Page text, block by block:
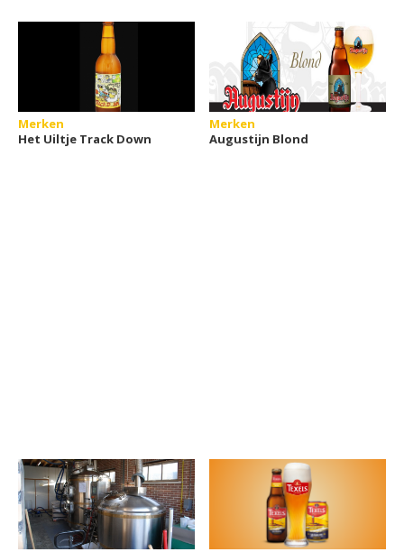
Merken
Het Uiltje Track Down
Merken
Augustijn Blond